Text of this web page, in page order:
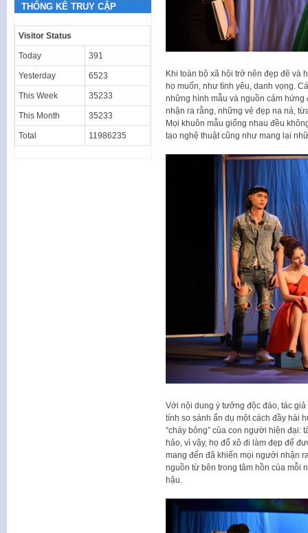
Khi toàn bộ xã hội trở nên đẹp đẽ
họ muốn, như tình yêu, danh vọng.
những hình mẫu và nguồn cảm hứng
nhận ra rằng, những vẻ đẹp na ná,
Mọi khuôn mẫu giống nhau đều
tạo nghệ thuật cũng như mang lại
Với nội dung ý tưởng độc đáo, tác
tính so sánh ẩn dụ một cách đầy hài
“cháy bỏng” của con người hiện đại:
hảo, vì vậy, họ đổ xô đi làm đẹp để
mang đến đã khiến mọi người nhận
nguồn từ bên trong tâm hồn của mỗi
hậu.
THỐNG KÊ TRUY CẬP
Visitor Status
Today 391
Yesterday 6523
This Week 35233
This Month 35233
Total 11986235